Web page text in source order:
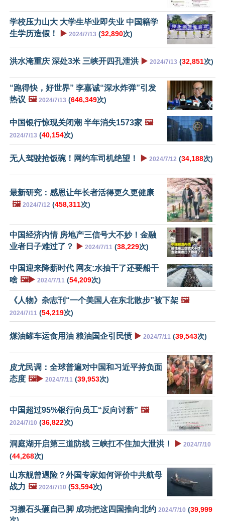
学校压力山大 大学生毕业即失业 中国籍学
生学历造假！
▶️ 2024/7/13 (32,890次)
洪水淹重庆 深处3米 三峡开四孔泄洪 ▶️ 2024/7/13 (32,851次)
“跑得快，好世界” 李嘉诚“深水炸弹”引发
热议 🖼️ 2024/7/13 (646,349次)
中国银行惊现关闭潮 半年消失1573家 🖼️
2024/7/13 (40,154次)
无人驾驶抢饭碗！网约车司机绝望！ ▶️ 2024/7/12 (34,188次)
最新研究：感恩让年长者活得更久更健康
🖼️ 2024/7/12 (458,311次)
中国经济内情 房地产三信号大不妙！金融
业者日子难过了？
▶️ 2024/7/11 (38,229次)
中国迎来降薪时代 网友:水抽干了还要船干
啥 🖼️▶️ 2024/7/11 (54,209次)
《人物》杂志刊“一个美国人在东北散步”被下架 🖼️
2024/7/11 (54,219次)
煤油罐车运食用油 粮油国企引民愤 ▶️ 2024/7/11 (39,543次)
皮尤民调：全球普遍对中国和习近平持负面
态度 🖼️▶️ 2024/7/11 (39,953次)
中国超过95%银行向员工“反向讨薪” 🖼️
2024/7/10 (36,822次)
洞庭湖开启第三道防线 三峡扛不住加大泄洪！ ▶️ 2024/7/10
(44,268次)
山东舰曾遇险？外国专家如何评价中共航母
战力 🖼️ 2024/7/10 (53,594次)
习搬石头砸自己脚 成功把这四国推向北约 2024/7/10 (39,999